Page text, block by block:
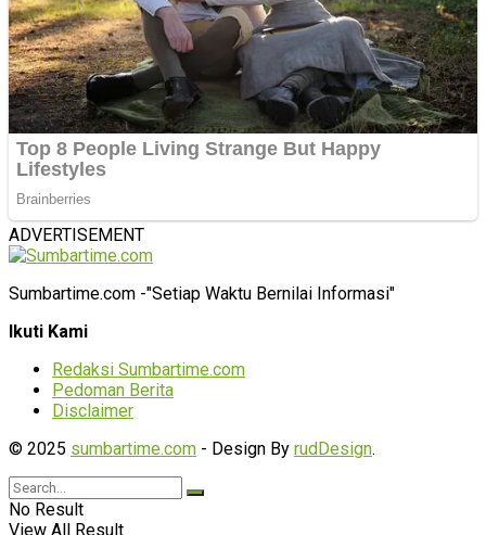
ADVERTISEMENT
Sumbartime.com -"Setiap Waktu Bernilai Informasi"
Ikuti Kami
Redaksi Sumbartime.com
Pedoman Berita
Disclaimer
© 2025 sumbartime.com - Design By rudDesign.
No Result
View All Result